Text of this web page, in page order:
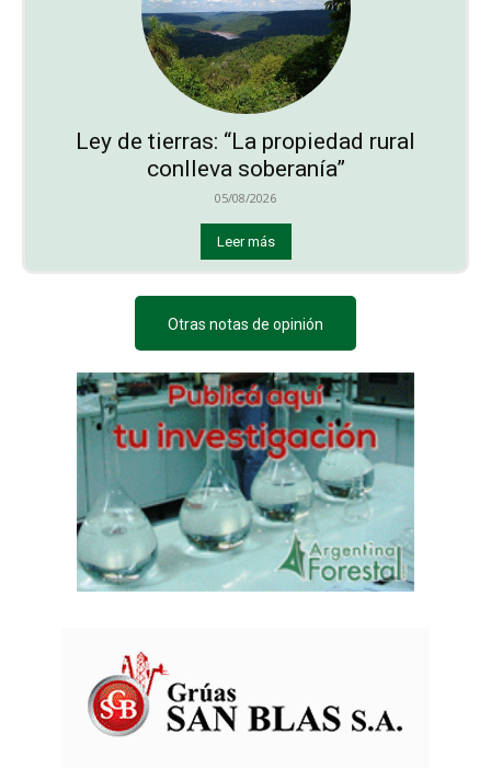
Ley de tierras: “La propiedad rural
conlleva soberanía”
05/08/2026
Leer más
Otras notas de opinión